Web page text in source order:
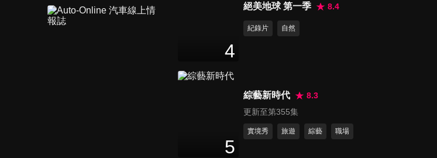
張！】Maserati Grecale農曆
年後交車！三規格滿足豪車買
29
最高CP值的選配算給你聽！
第134集 滿滿好料！ 2023
Ford Kuga EcoBoost 180旗
4
絕美地球 第一季 8.4
紀錄片 自然
5
綜藝新時代
8.3
更新至第355集
實境秀 旅遊 綜藝 職場